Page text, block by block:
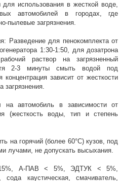
использования в жесткой воде,
автомобилей в городах, где
пылевые загрязнения.
Разведение для пенокомплекта от
1:30-1:50, для дозатрона
раствор на загрязненный
2-3 минуты смыть водой под
зависит от жесткости
загрязнения.
на автомобиль в зависимости от
(жесткость воды, тип и степень
на горячий (более 60°С) кузов, под
лучами, не допускать высыхания.
А-ПАВ < 5%, ЭДТУК < 5%,
каустическая, смачиватель,